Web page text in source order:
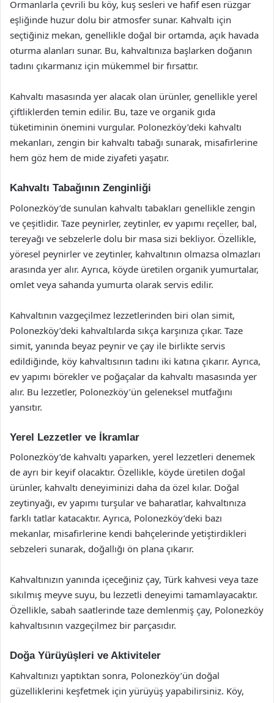
Ormanlarla çevrili bu köy, kuş sesleri ve hafif esen rüzgar
eşliğinde huzur dolu bir atmosfer sunar. Kahvaltı için
seçtiğiniz mekan, genellikle doğal bir ortamda, açık havada
oturma alanları sunar. Bu, kahvaltınıza başlarken doğanın
tadını çıkarmanız için mükemmel bir fırsattır.
Kahvaltı masasında yer alacak olan ürünler, genellikle yerel
çiftliklerden temin edilir. Bu, taze ve organik gıda
tüketiminin önemini vurgular. Polonezköy’deki kahvaltı
mekanları, zengin bir kahvaltı tabağı sunarak, misafirlerine
hem göz hem de mide ziyafeti yaşatır.
Kahvaltı Tabağının Zenginliği
Polonezköy’de sunulan kahvaltı tabakları genellikle zengin
ve çeşitlidir. Taze peynirler, zeytinler, ev yapımı reçeller, bal,
tereyağı ve sebzelerle dolu bir masa sizi bekliyor. Özellikle,
yöresel peynirler ve zeytinler, kahvaltının olmazsa olmazları
arasında yer alır. Ayrıca, köyde üretilen organik yumurtalar,
omlet veya sahanda yumurta olarak servis edilir.
Kahvaltının vazgeçilmez lezzetlerinden biri olan simit,
Polonezköy’deki kahvaltılarda sıkça karşınıza çıkar. Taze
simit, yanında beyaz peynir ve çay ile birlikte servis
edildiğinde, köy kahvaltısının tadını iki katına çıkarır. Ayrıca,
ev yapımı börekler ve poğaçalar da kahvaltı masasında yer
alır. Bu lezzetler, Polonezköy’ün geleneksel mutfağını
yansıtır.
Yerel Lezzetler ve İkramlar
Polonezköy’de kahvaltı yaparken, yerel lezzetleri denemek
de ayrı bir keyif olacaktır. Özellikle, köyde üretilen doğal
ürünler, kahvaltı deneyiminizi daha da özel kılar. Doğal
zeytinyağı, ev yapımı turşular ve baharatlar, kahvaltınıza
farklı tatlar katacaktır. Ayrıca, Polonezköy’deki bazı
mekanlar, misafirlerine kendi bahçelerinde yetiştirdikleri
sebzeleri sunarak, doğallığı ön plana çıkarır.
Kahvaltınızın yanında içeceğiniz çay, Türk kahvesi veya taze
sıkılmış meyve suyu, bu lezzetli deneyimi tamamlayacaktır.
Özellikle, sabah saatlerinde taze demlenmiş çay, Polonezköy
kahvaltısının vazgeçilmez bir parçasıdır.
Doğa Yürüyüşleri ve Aktiviteler
Kahvaltınızı yaptıktan sonra, Polonezköy’ün doğal
güzelliklerini keşfetmek için yürüyüş yapabilirsiniz. Köy,